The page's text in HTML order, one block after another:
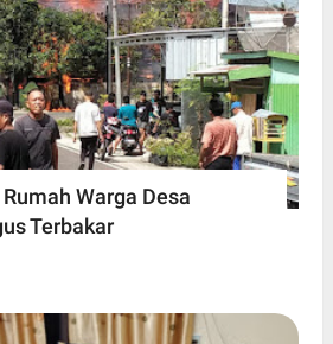
Warga Desa
Terbakar